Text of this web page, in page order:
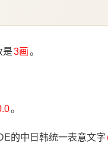
是3画。
。
的中日韩统一表意文字